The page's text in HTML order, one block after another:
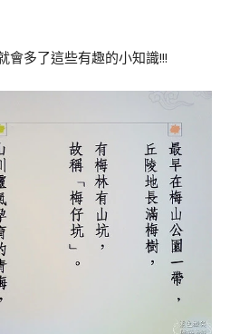
會多了這些有趣的小知識!!!